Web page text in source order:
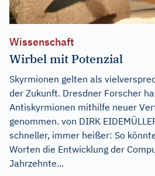
Wissenschaft
Wirbel mit Potenzial
Skyrmionen gelten als
der Zukunft. Dresdner Forscher
Antiskyrmionen mithilfe neuer
genommen. von DIRK
schneller, immer heißer: So
Worten die Entwicklung der
Jahrzehnte...